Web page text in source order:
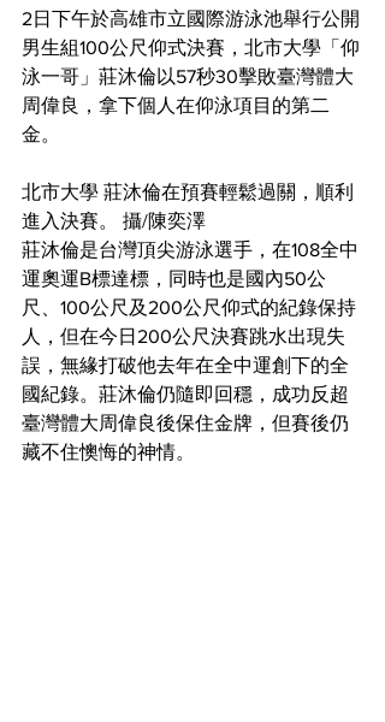
2日下午於高雄市立國際游泳池舉行公開
男生組100公尺仰式決賽，北市大學「仰
泳一哥」莊沐倫以57秒30擊敗臺灣體大
周偉良，拿下個人在仰泳項目的第二
金。
北市大學 莊沐倫在預賽輕鬆過關，順利
進入決賽。 攝/陳奕澤
莊沐倫是台灣頂尖游泳選手，在108全中
運奧運B標達標，同時也是國內50公
尺、100公尺及200公尺仰式的紀錄保持
人，但在今日200公尺決賽跳水出現失
誤，無緣打破他去年在全中運創下的全
國紀錄。莊沐倫仍隨即回穩，成功反超
臺灣體大周偉良後保住金牌，但賽後仍
藏不住懊悔的神情。